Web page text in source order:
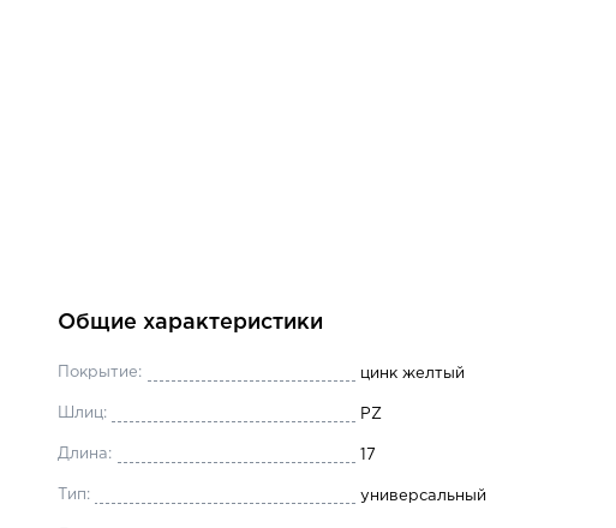
Общие характеристики
Покрытие: цинк желтый
Шлиц: PZ
Длина: 17
Тип: универсальный